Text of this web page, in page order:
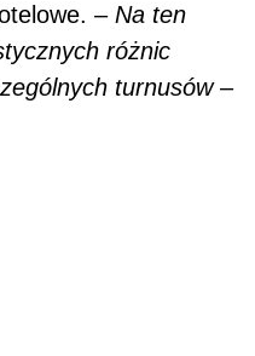
– Na ten
różnic
turnusów –